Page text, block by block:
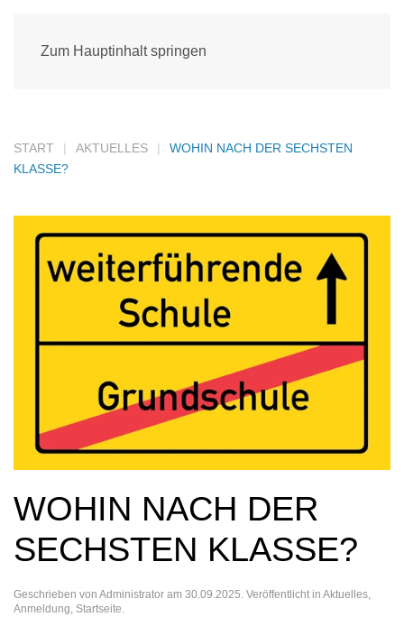
Zum Hauptinhalt springen
START AKTUELLES
WOHIN NACH DER SECHSTEN
KLASSE?
WOHIN NACH DER
SECHSTEN KLASSE?
Geschrieben von Administrator am 30.09.2025. Veröffentlicht in Aktuelles,
Anmeldung, Startseite.